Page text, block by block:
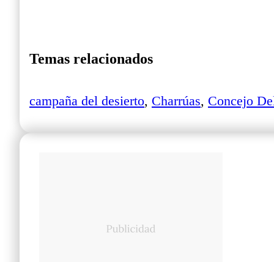
Temas relacionados
campaña del desierto, Charrúas, Concejo